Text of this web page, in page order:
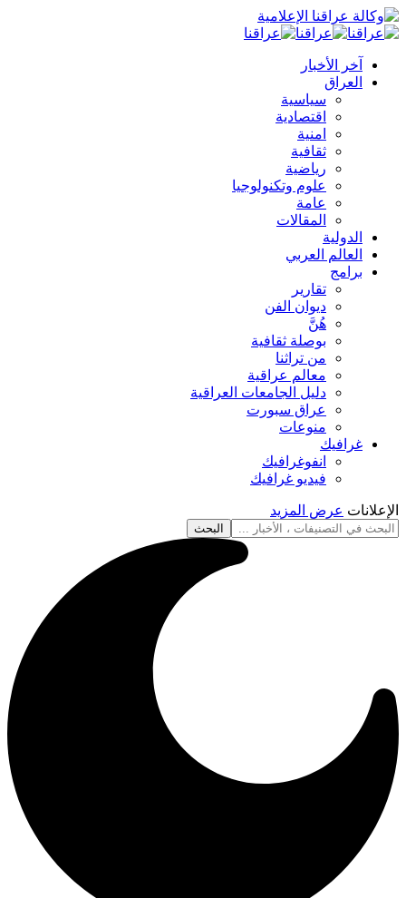
آخر الأخبار
العراق
سياسية
اقتصادية
امنية
ثقافية
رياضية
علوم وتكنولوجيا
عامة
المقالات
الدولية
العالم العربي
برامج
تقارير
ديوان الفن
هُنَّ
بوصلة ثقافية
من تراثنا
معالم عراقية
دليل الجامعات العراقية
عراق سبورت
منوعات
غرافيك
انفوغرافيك
فيديو غرافيك
الإعلانات عرض المزيد